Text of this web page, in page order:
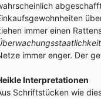
immer einen
immer enger. Der
Interpretationen
Schriftstücken wie